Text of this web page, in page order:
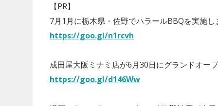
【PR】
7月1月に栃木県・佐野でハラールBBQを実施し
https://goo.gl/n1rcvh
成田屋大阪ミナミ店が6月30日にグランドオー
https://goo.gl/d146Ww